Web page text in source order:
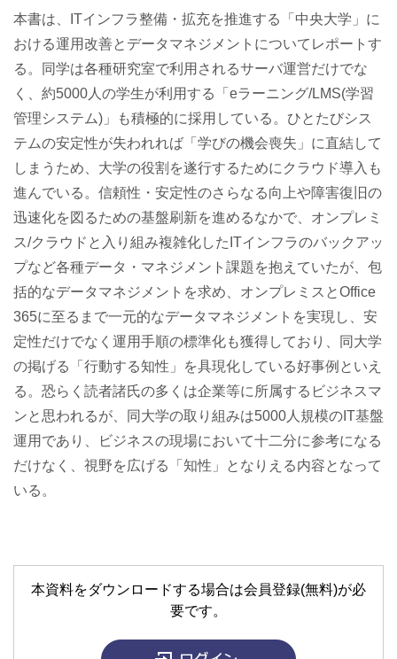
本書は、ITインフラ整備・拡充を推進する「中央大学」に
おける運用改善とデータマネジメントについてレポートす
る。同学は各種研究室で利用されるサーバ運営だけでな
く、約5000人の学生が利用する「eラーニング/LMS(学習
管理システム)」も積極的に採用している。ひとたびシス
テムの安定性が失われれば「学びの機会喪失」に直結して
しまうため、大学の役割を遂行するためにクラウド導入も
進んでいる。信頼性・安定性のさらなる向上や障害復旧の
迅速化を図るための基盤刷新を進めるなかで、オンプレミ
ス/クラウドと入り組み複雑化したITインフラのバックアッ
プなど各種データ・マネジメント課題を抱えていたが、包
括的なデータマネジメントを求め、オンプレミスとOffice
365に至るまで一元的なデータマネジメントを実現し、安
定性だけでなく運用手順の標準化も獲得しており、同大学
の掲げる「行動する知性」を具現化している好事例といえ
る。恐らく読者諸氏の多くは企業等に所属するビジネスマ
ンと思われるが、同大学の取り組みは5000人規模のIT基盤
運用であり、ビジネスの現場において十二分に参考になる
だけなく、視野を広げる「知性」となりえる内容となって
いる。
本資料をダウンロードする場合は会員登録(無料)が必
要です。